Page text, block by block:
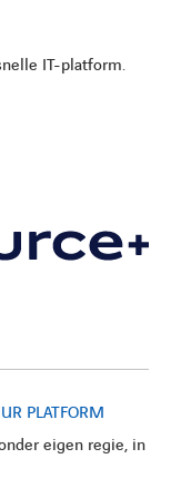
TWITTER
IT-platform.
PLATFORM
eigen regie, in